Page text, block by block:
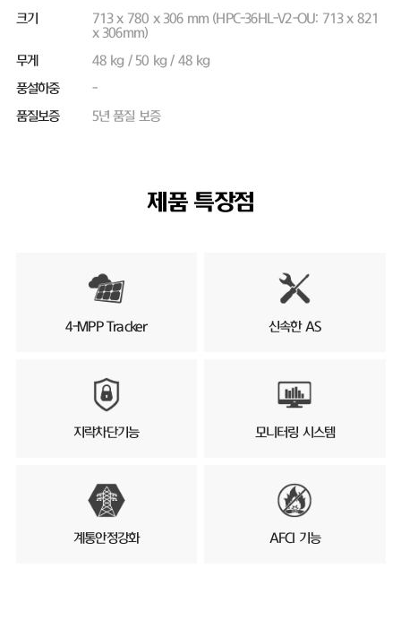
크기
713 x 780 x 306 mm (HPC-36HL-V2-OU: 713 x 821
x 306mm)
무게
48 kg / 50 kg / 48 kg
풍설하중
-
품질보증
5년 품질 보증
제품 특장점
4-MPP Tracker 신속한 AS
지락차단기능 모니터링 시스템
계통안정강화 AFCI 기능